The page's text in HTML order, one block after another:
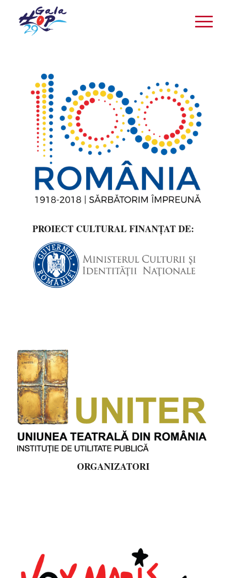
PROIECT CULTURAL FINANȚAT DE:
ORGANIZATORI